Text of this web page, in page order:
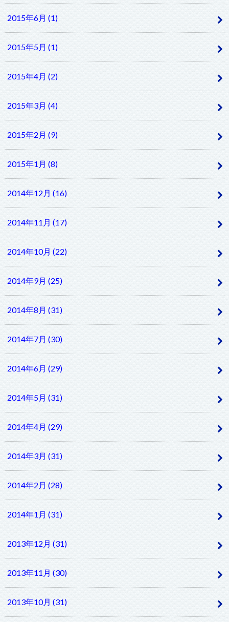
2015年6月 (1)
2015年5月 (1)
2015年4月 (2)
2015年3月 (4)
2015年2月 (9)
2015年1月 (8)
2014年12月 (16)
2014年11月 (17)
2014年10月 (22)
2014年9月 (25)
2014年8月 (31)
2014年7月 (30)
2014年6月 (29)
2014年5月 (31)
2014年4月 (29)
2014年3月 (31)
2014年2月 (28)
2014年1月 (31)
2013年12月 (31)
2013年11月 (30)
2013年10月 (31)